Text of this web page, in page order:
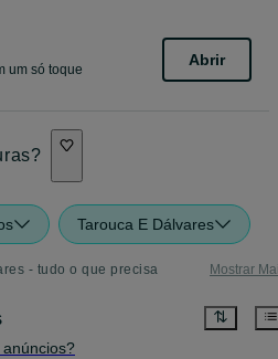
um só toque
Abrir
Tarouca E Dálvares
- tudo o que precisa Mostrar